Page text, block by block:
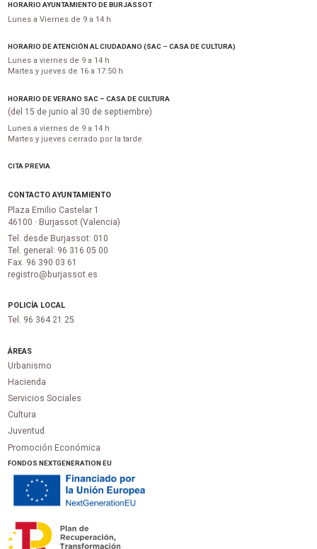
HORARIO AYUNTAMIENTO DE BURJASSOT
Lunes a Viernes de 9 a 14 h
HORARIO DE ATENCIÓN AL CIUDADANO (SAC – CASA DE CULTURA)
Lunes a viernes de 9 a 14 h
Martes y jueves de 16 a 17:50 h
HORARIO DE VERANO SAC – CASA DE CULTURA
(del 15 de junio al 30 de septiembre)
Lunes a viernes de 9 a 14 h
Martes y jueves cerrado por la tarde
CITA PREVIA
CONTACTO AYUNTAMIENTO
Plaza Emilio Castelar 1
46100 · Burjassot (Valencia)
Tel. desde Burjassot: 010
Tel. general: 96 316 05 00
Fax. 96 390 03 61
registro@burjassot.es
POLICÍA LOCAL
Tel. 96 364 21 25
ÁREAS
Urbanismo
Hacienda
Servicios Sociales
Cultura
Juventud
Promoción Económica
FONDOS NEXTGENERATION EU